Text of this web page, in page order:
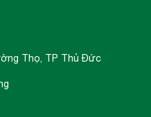
Thọ, TP Thủ Đức